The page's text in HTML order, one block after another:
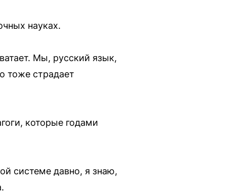
науках.
Мы, русский язык,
тоже страдает
которые годами
системе давно, я знаю,